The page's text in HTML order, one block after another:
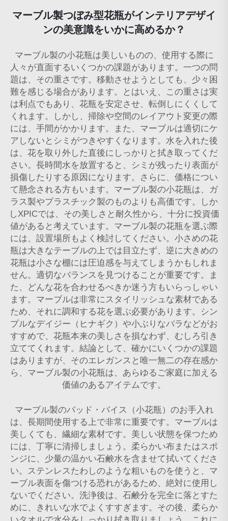
マーブル製つぼみ型花瓶がインテリアデザイ
ンの美意識をいかに高めるか？
マーブル製の小花瓶は美しいものの、使用する際に
人々が直面するいくつかの課題があります。一つの問
題は、その重さです。移動させようとしても、少々困
難を感じる場合があります。とはいえ、この重さは実
は利点でもあり、花瓶を安定させ、転倒しにくくして
くれます。しかし、掃除や空間のレイアウト変更の際
には、手間がかかります。また、マーブルは適切にケ
アしないとシミがつきやすくなります。水を入れた後
は、花を取り外した直後にしっかりと拭き取ってくだ
さい。長時間水を放置すると、シミが残ったり表面が
損傷したりする原因になります。さらに、価格につい
て懸念される方もいます。マーブル製の小花瓶は、ガ
ラス製やプラスチック製のものよりも高価です。しか
しXPICでは、その美しさと耐久性から、十分に投資価
値があると考えています。マーブル製の花瓶を選ぶ際
には、設置場所もよく検討してください。小さめの花
瓶は大きなテーブルの上では目立たず、逆に大きめの
花瓶は小さな棚には圧迫感を与えてしまうかもしれま
せん。適切なバランスを見つけることが重要です。ま
た、どんな花を合わせるべきか迷う方もいらっしゃい
ます。マーブルは非常にスタイリッシュな素材である
ため、それに調和する花を選ぶ必要があります。シン
プルなデイジー（ヒナギク）や小ぶりなバラなどがお
すすめで、花瓶本来の美しさを損なわず、むしろ引き
立ててくれます。結論として、確かにいくつかの課題
はありますが、そのエレガンスと唯一無二の存在感か
ら、マーブル製の小花瓶は、あらゆるご家庭に加える
価値のあるアイテムです。
マーブル製のバッド・バイス（小花瓶）のお手入れ
は、長期間使用する上で非常に重要です。マーブルは
美しくても、繊細な素材です。美しい状態を保つため
には、丁寧に清掃しましょう。柔らかい布またはスポ
ンジに、少量の温かい石鹸水を含ませて拭いてくださ
い。ステンレスたわしのような粗いものを使うと、マ
ーブル表面を傷つける恐れがあるため、絶対に使用し
ないでください。洗浄後は、石鹸分を完全に落とすた
めに、きれいな水でよくすすぎます。その後、柔らか